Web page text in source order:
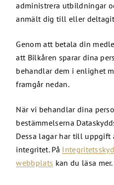
administrera utbildningar
anmält dig till eller
Genom att betala din
att Bilkåren sparar dina
behandlar dem i enlighet
framgår nedan.
När vi behandlar dina
bestämmelserna
Dessa lagar har till uppgift
integritet. På
webbplats kan du läsa mer.